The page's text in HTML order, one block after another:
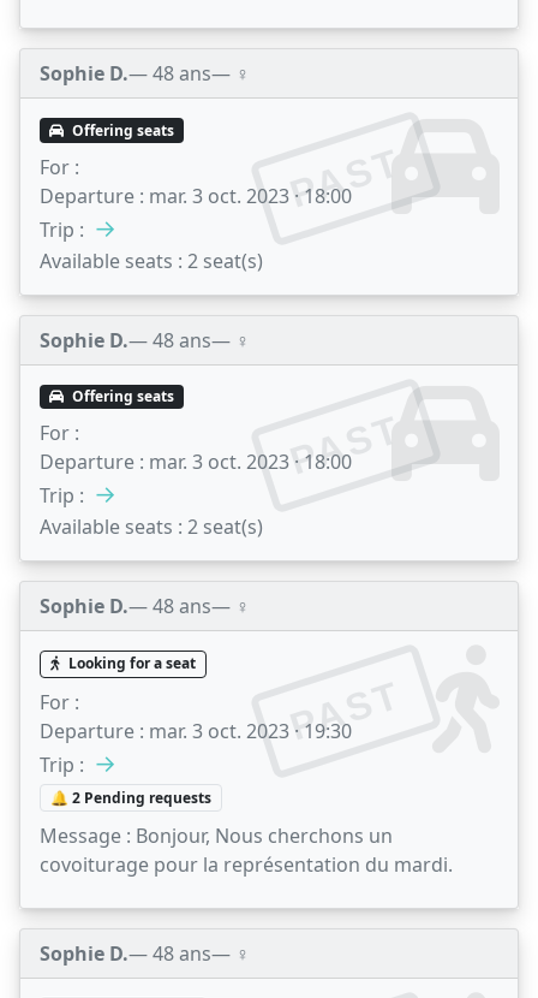
Sophie D.— 48 ans— ♀️
PAST
Offering seats
For :
Departure : mar. 3 oct. 2023 · 18:00
Trip : →
Available seats : 2 seat(s)
Sophie D.— 48 ans— ♀️
PAST
Offering seats
For :
Departure : mar. 3 oct. 2023 · 18:00
Trip : →
Available seats : 2 seat(s)
Sophie D.— 48 ans— ♀️
PAST
Looking for a seat
For :
Departure : mar. 3 oct. 2023 · 19:30
Trip : →
🔔 2 Pending requests
Message : Bonjour, Nous cherchons un
covoiturage pour la représentation du mardi.
Sophie D.— 48 ans— ♀️